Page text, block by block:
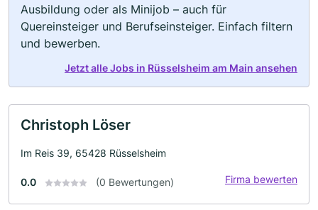
Ausbildung oder als Minijob – auch für
Quereinsteiger und Berufseinsteiger. Einfach filtern
und bewerben.
Jetzt alle Jobs in Rüsselsheim am Main ansehen
Christoph Löser
Im Reis 39, 65428 Rüsselsheim
0.0 (0 Bewertungen) Firma bewerten